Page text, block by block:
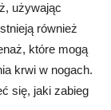
używając
również
które mogą
krwi w nogach.
się, jaki zabieg